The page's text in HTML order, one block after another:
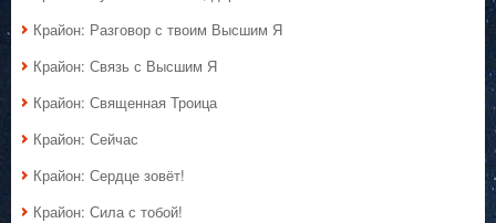
Крайон: Разговор с твоим Высшим Я
Крайон: Связь с Высшим Я
Крайон: Священная Троица
Крайон: Сейчас
Крайон: Сердце зовёт!
Крайон: Сила с тобой!